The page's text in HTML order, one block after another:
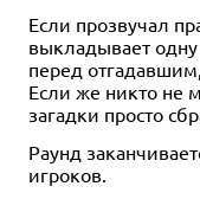
Если прозвучал
выкладывает
перед
Если же никто не
загадки просто
Раунд
игроков.